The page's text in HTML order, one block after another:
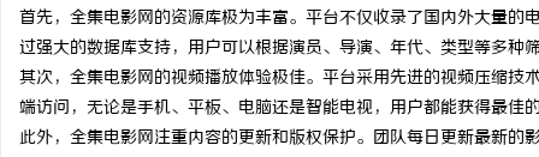
首先，全集电影网的资源库极为丰富。平台不仅收录了国内外大量
过强大的数据库支持，用户可以根据演员、导演、年代、类型等多种
其次，全集电影网的视频播放体验极佳。平台采用先进的视频压缩
端访问，无论是手机、平板、电脑还是智能电视，用户都能获得最佳
此外，全集电影网注重内容的更新和版权保护。团队每日更新最新